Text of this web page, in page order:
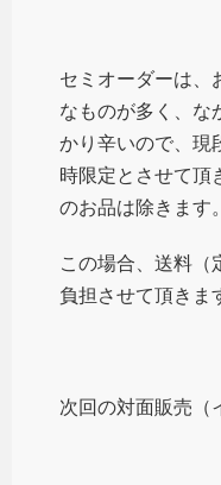
セミオーダーは、
なものが多く、な
かり辛いので、現
時限定とさせて頂
のお品は除きます
この場合、送料（
負担させて頂きま
次回の対面販売（